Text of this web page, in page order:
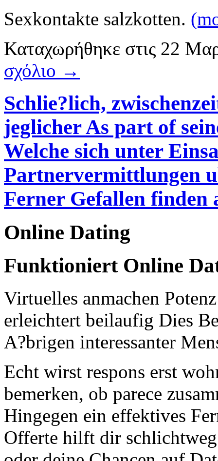
Sexkontakte salzkotten.
Καταχωρήθηκε στις 22
σχόλιο →
Schlie?lich,
jeglicher As part of
Welche sich unter
Partnervermittlungen
Ferner Gefallen finden
Online Dating
Funktioniert Online
Virtuelles anmachen
erleichtert beilaufig Dies
A?brigen interessanter
Echt wirst respons erst
bemerken, ob parece
Hingegen ein effektives
Offerte hilft dir